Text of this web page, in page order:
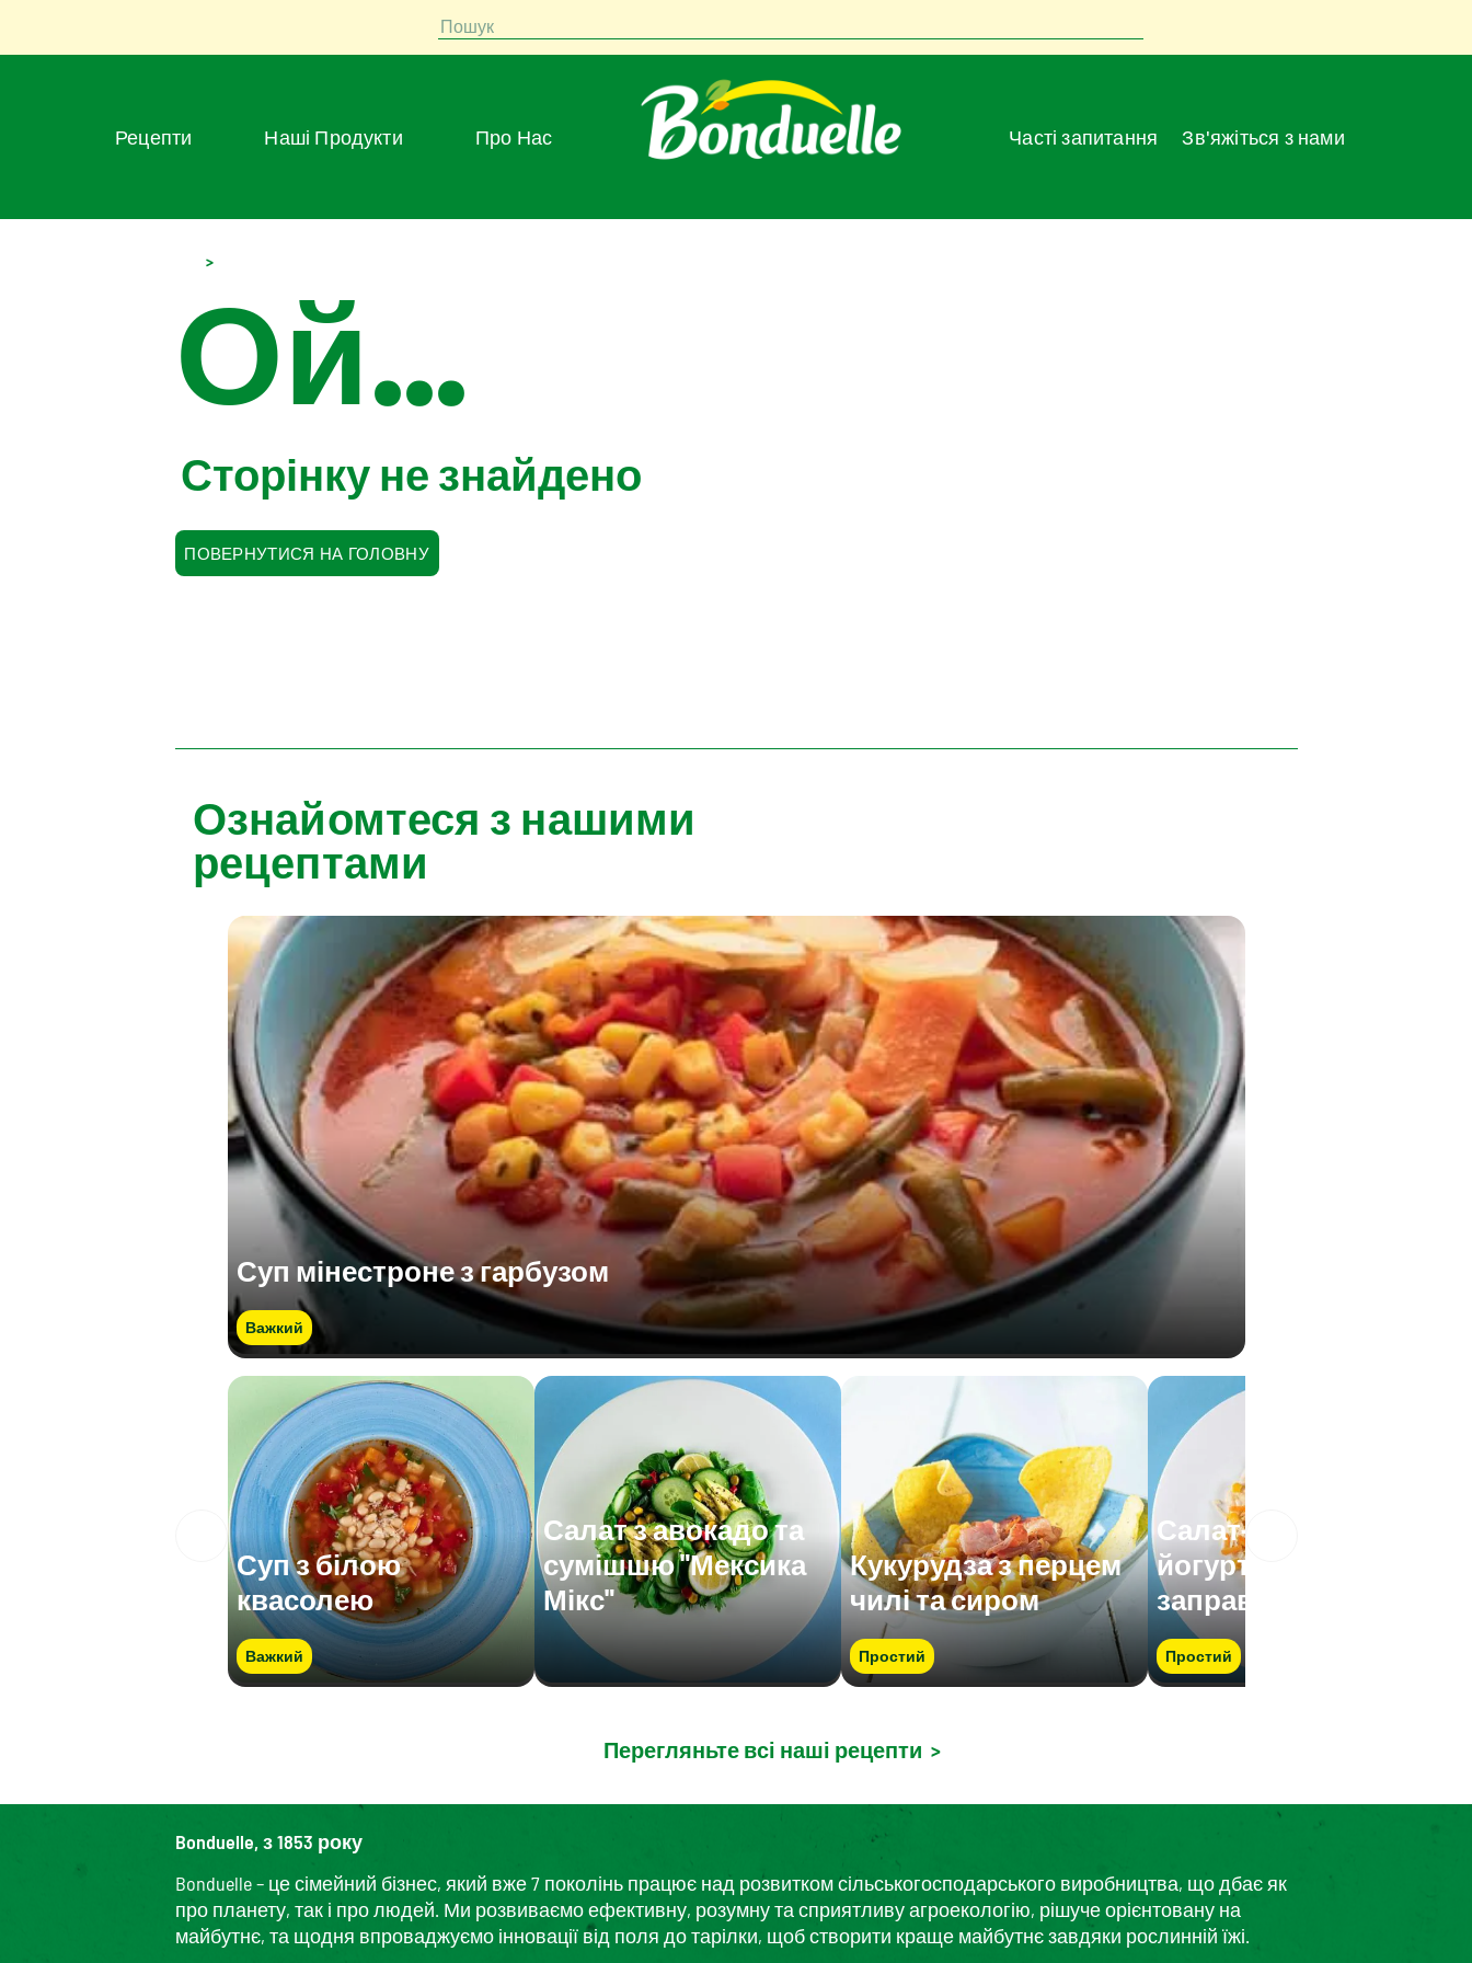
Пошук
Рецепти Наші Продукти Про Нас Часті запитання Зв'яжіться з нами
>
Ой...
Сторінку не знайдено
ПОВЕРНУТИСЯ НА ГОЛОВНУ
Ознайомтеся з нашими
рецептами
Суп мінестроне з гарбузом
Важкий
Суп з білою
квасолею
Важкий
Салат з авокадо та
сумішшю "Мексика
Мікс"
Кукурудза з перцем
чилі та сиром
Простий
Салат-асорті з
йогуртовою
заправкою
Простий
Перегляньте всі наші рецепти >
Bonduelle, з 1853 року
Bonduelle – це сімейний бізнес, який вже 7 поколінь працює над розвитком сільськогосподарського виробництва, що дбає як
про планету, так і про людей. Ми розвиваємо ефективну, розумну та сприятливу агроекологію, рішуче орієнтовану на
майбутнє, та щодня впроваджуємо інновації від поля до тарілки, щоб створити краще майбутнє завдяки рослинній їжі.